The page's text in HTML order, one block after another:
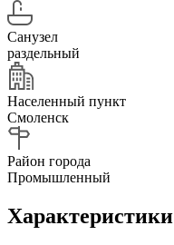
Санузел
раздельный
Населенный пункт
Смоленск
Район города
Промышленный
Характеристики